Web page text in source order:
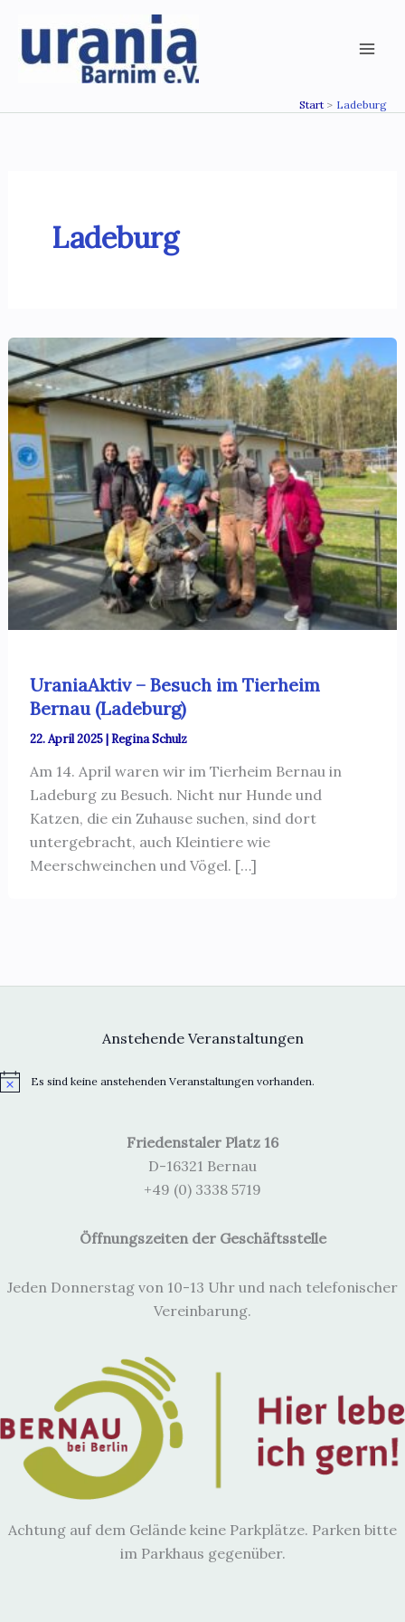
Inhalt
springen
Start Ladeburg
Ladeburg
UraniaAktiv – Besuch im Tierheim
Bernau (Ladeburg)
22. April 2025|Regina Schulz
Am 14. April waren wir im Tierheim Bernau in
Ladeburg zu Besuch. Nicht nur Hunde und
Katzen, die ein Zuhause suchen, sind dort
untergebracht, auch Kleintiere wie
Meerschweinchen und Vögel. […]
Anstehende Veranstaltungen
H
Es sind keine anstehenden Veranstaltungen vorhanden.
Friedenstaler Platz 16
D-16321 Bernau
+49 (0) 3338 5719
Öffnungszeiten der Geschäftsstelle
Jeden Donnerstag von 10-13 Uhr und nach telefonischer
Vereinbarung.
Achtung auf dem Gelände keine Parkplätze. Parken bitte
im Parkhaus gegenüber.